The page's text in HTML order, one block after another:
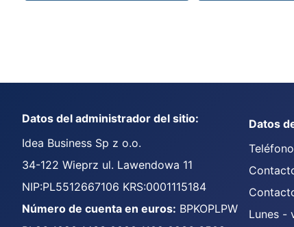
Datos del administrador del sitio:
Idea Business Sp z o.o.
34-122 Wieprz ul. Lawendowa 11
NIP:PL5512667106 KRS:0001115184
Número de cuenta en euros: BPKOPLPW
Datos
Lunes -